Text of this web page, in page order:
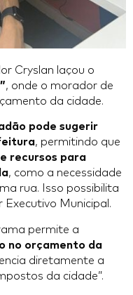
Cryslan laçou o
, onde o morador de
da cidade.
pode sugerir
, permitindo que
recursos para
, como a necessidade
rua. Isso possibilita
Municipal.
permite a
no orçamento da
diretamente a
da cidade”.